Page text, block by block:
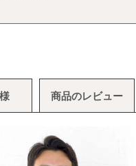
商品のレビュー